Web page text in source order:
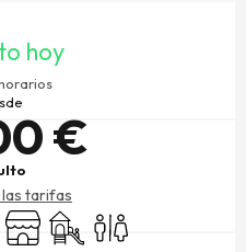
hoy
€
tarifas
TiendaJuegos infantiles / Zona
Aseos